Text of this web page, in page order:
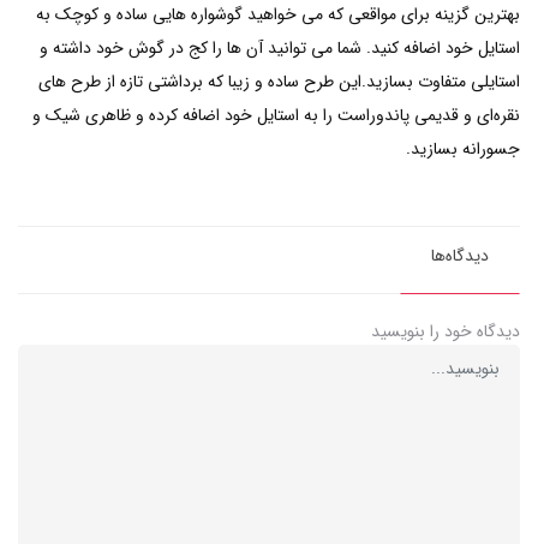
بهترین گزینه برای مواقعی که می خواهید گوشواره هایی ساده و کوچک به
استایل خود اضافه کنید. شما می توانید آن ها را کج در گوش خود داشته و
استایلی متفاوت بسازید.این طرح ساده و زیبا که برداشتی تازه از طرح های
نقره‌ای و قدیمی پاندوراست را به استایل خود اضافه کرده و ظاهری شیک و
جسورانه بسازید.
دیدگاه‌ها
دیدگاه خود را بنویسید